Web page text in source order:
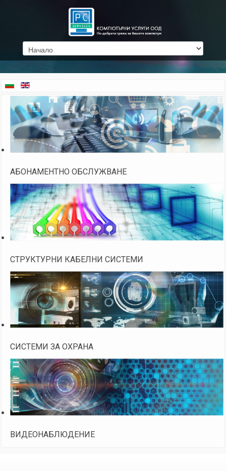
АБОНАМЕНТНО ОБСЛУЖВАНЕ
СТРУКТУРНИ КАБЕЛНИ СИСТЕМИ
СИСТЕМИ ЗА ОХРАНА
ВИДЕОНАБЛЮДЕНИЕ